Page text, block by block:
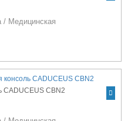
/ Медицинская
CADUCEUS CBN2